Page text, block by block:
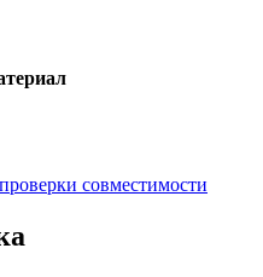
совместимости